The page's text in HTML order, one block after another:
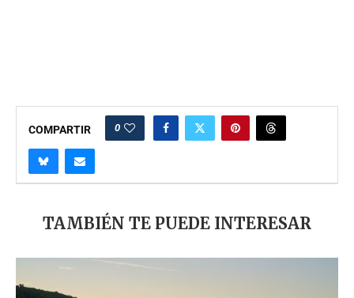
COMPARTIR 0
TAMBIÉN TE PUEDE INTERESAR